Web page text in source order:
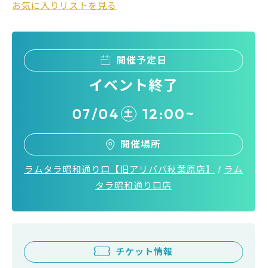
お気に入りリストを見る
開催予定日
イベント終了
07/04 土 12:00~
開催場所
ラムタラ昭和通り口【旧アリババ秋葉原店】 / ラム
タラ昭和通り口店
チケット情報